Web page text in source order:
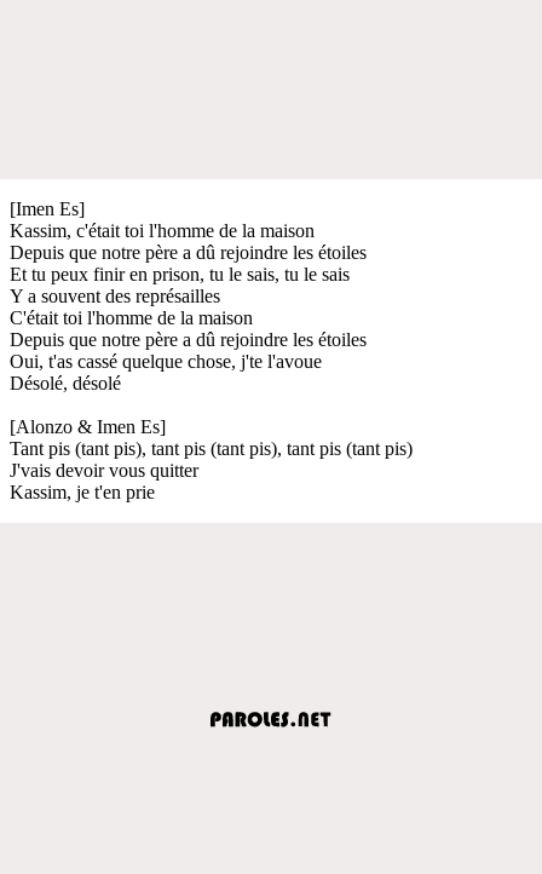
[Imen Es]
Kassim, c'était toi l'homme de la maison
Depuis que notre père a dû rejoindre les étoiles
Et tu peux finir en prison, tu le sais, tu le sais
Y a souvent des représailles
C'était toi l'homme de la maison
Depuis que notre père a dû rejoindre les étoiles
Oui, t'as cassé quelque chose, j'te l'avoue
Désolé, désolé
[Alonzo & Imen Es]
Tant pis (tant pis), tant pis (tant pis), tant pis (tant pis)
J'vais devoir vous quitter
Kassim, je t'en prie